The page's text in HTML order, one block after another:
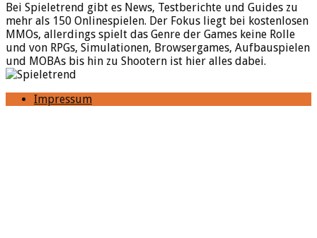
Bei Spieletrend gibt es News, Testberichte und Guides zu
mehr als 150 Onlinespielen. Der Fokus liegt bei kostenlosen
MMOs, allerdings spielt das Genre der Games keine Rolle
und von RPGs, Simulationen, Browsergames, Aufbauspielen
und MOBAs bis hin zu Shootern ist hier alles dabei.
Impressum